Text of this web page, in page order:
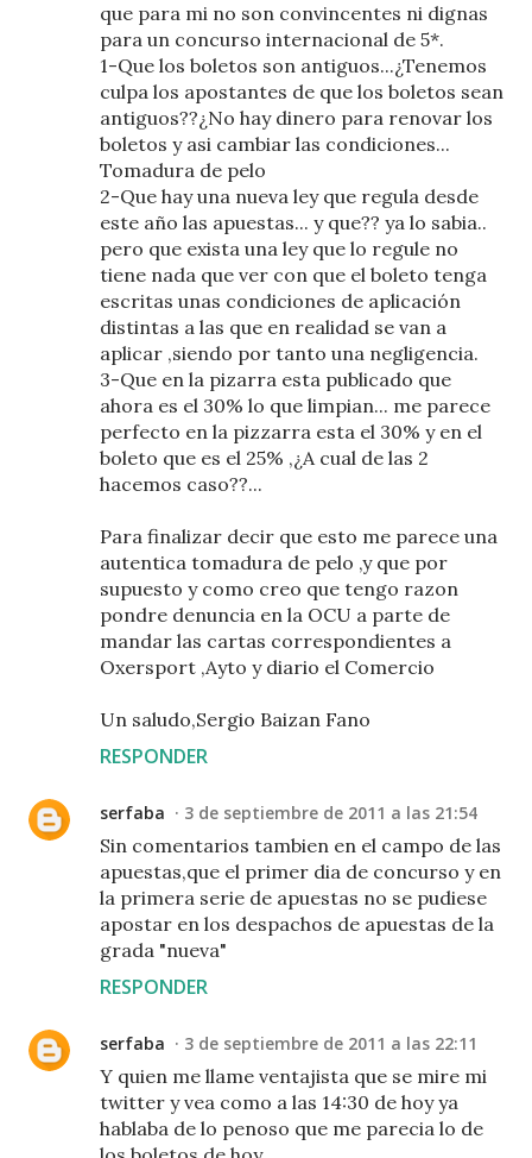
que para mi no son convincentes ni dignas
para un concurso internacional de 5*.
1-Que los boletos son antiguos...¿Tenemos
culpa los apostantes de que los boletos sean
antiguos??¿No hay dinero para renovar los
boletos y asi cambiar las condiciones...
Tomadura de pelo
2-Que hay una nueva ley que regula desde
este año las apuestas... y que?? ya lo sabia..
pero que exista una ley que lo regule no
tiene nada que ver con que el boleto tenga
escritas unas condiciones de aplicación
distintas a las que en realidad se van a
aplicar ,siendo por tanto una negligencia.
3-Que en la pizarra esta publicado que
ahora es el 30% lo que limpian... me parece
perfecto en la pizzarra esta el 30% y en el
boleto que es el 25% ,¿A cual de las 2
hacemos caso??...
Para finalizar decir que esto me parece una
autentica tomadura de pelo ,y que por
supuesto y como creo que tengo razon
pondre denuncia en la OCU a parte de
mandar las cartas correspondientes a
Oxersport ,Ayto y diario el Comercio
Un saludo,Sergio Baizan Fano
RESPONDER
serfaba 3 de septiembre de 2011 a las 21:54
Sin comentarios tambien en el campo de las
apuestas,que el primer dia de concurso y en
la primera serie de apuestas no se pudiese
apostar en los despachos de apuestas de la
grada "nueva"
RESPONDER
serfaba 3 de septiembre de 2011 a las 22:11
Y quien me llame ventajista que se mire mi
twitter y vea como a las 14:30 de hoy ya
hablaba de lo penoso que me parecia lo de